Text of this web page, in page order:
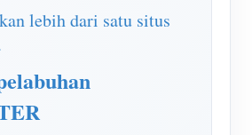
lebih dari satu situs